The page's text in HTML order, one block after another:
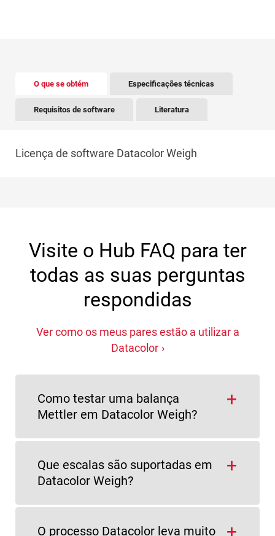
O que se obtém Especificações técnicas
Requisitos de software Literatura
Licença de software Datacolor Weigh
Visite o Hub FAQ para ter
todas as suas perguntas
respondidas
Ver como os meus pares estão a utilizar a
Datacolor
Como testar uma balança
Mettler em Datacolor Weigh?
Que escalas são suportadas em
Datacolor Weigh?
O processo Datacolor leva muito